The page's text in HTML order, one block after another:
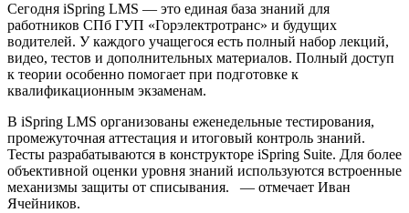
Сегодня iSpring LMS — это единая база знаний для
работников СПб ГУП «Горэлектротранс» и будущих
водителей. У каждого учащегося есть полный набор лекций,
видео, тестов и дополнительных материалов. Полный доступ
к теории особенно помогает при подготовке к
квалификационным экзаменам.
В iSpring LMS организованы еженедельные тестирования,
промежуточная аттестация и итоговый контроль знаний.
Тесты разрабатываются в конструкторе iSpring Suite. Для более
объективной оценки уровня знаний используются встроенные
механизмы защиты от списывания. — отмечает Иван
Ячейников.